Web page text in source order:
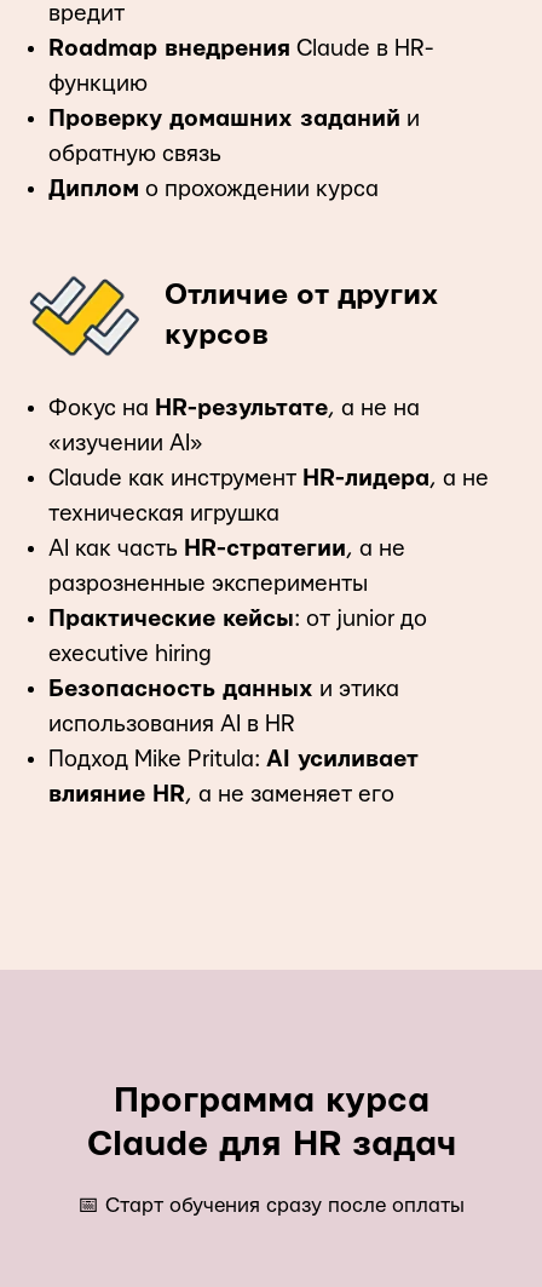
вредит
Roadmap внедрения Claude в HR-
функцию
Проверку домашних заданий и
обратную связь
Диплом о прохождении курса
Отличие от других
курсов
Фокус на HR-результате, а не на
«изучении AI»
Claude как инструмент HR-лидера, а не
техническая игрушка
AI как часть HR-стратегии, а не
разрозненные эксперименты
Практические кейсы: от junior до
executive hiring
Безопасность данных и этика
использования AI в HR
Подход Mike Pritula: AI усиливает
влияние HR, а не заменяет его
Программа курса
Claude для HR задач
📅 Старт обучения сразу после оплаты